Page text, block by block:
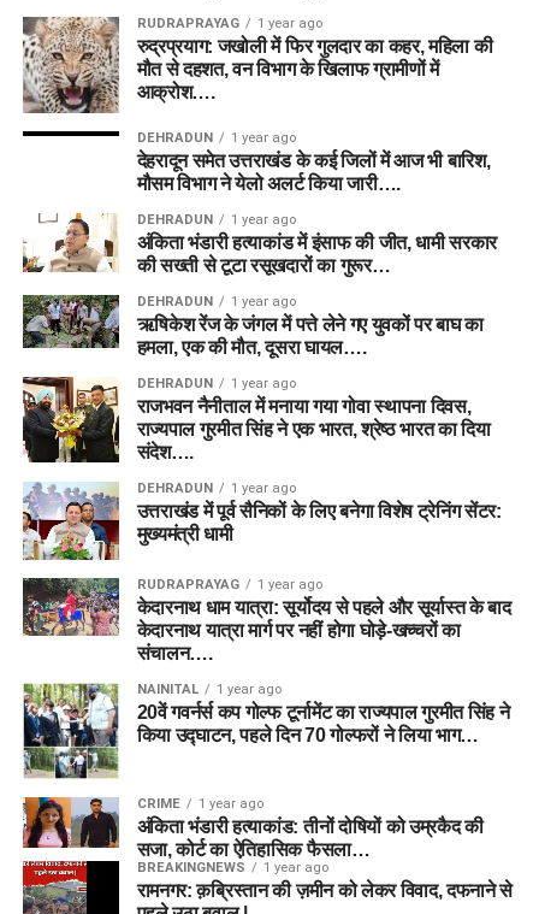
RUDRAPRAYAG 1 year ago
रुद्रप्रयाग: जखोली में फिर गुलदार का कहर, महिला की
मौत से दहशत, वन विभाग के खिलाफ ग्रामीणों में
आक्रोश….
DEHRADUN 1 year ago
देहरादून समेत उत्तराखंड के कई जिलों में आज भी बारिश,
मौसम विभाग ने येलो अलर्ट किया जारी….
DEHRADUN 1 year ago
अंकिता भंडारी हत्याकांड में इंसाफ की जीत, धामी सरकार
की सख्ती से टूटा रसूखदारों का गुरूर…
DEHRADUN 1 year ago
ऋषिकेश रेंज के जंगल में पत्ते लेने गए युवकों पर बाघ का
हमला, एक की मौत, दूसरा घायल….
DEHRADUN 1 year ago
राजभवन नैनीताल में मनाया गया गोवा स्थापना दिवस,
राज्यपाल गुरमीत सिंह ने एक भारत, श्रेष्ठ भारत का दिया
संदेश….
DEHRADUN 1 year ago
उत्तराखंड में पूर्व सैनिकों के लिए बनेगा विशेष ट्रेनिंग सेंटर:
मुख्यमंत्री धामी
RUDRAPRAYAG 1 year ago
केदारनाथ धाम यात्रा: सूर्योदय से पहले और सूर्यास्त के बाद
केदारनाथ यात्रा मार्ग पर नहीं होगा घोड़े-खच्चरों का
संचालन….
NAINITAL 1 year ago
20वें गवर्नर्स कप गोल्फ टूर्नामेंट का राज्यपाल गुरमीत सिंह ने
किया उद्घाटन, पहले दिन 70 गोल्फरों ने लिया भाग…
CRIME 1 year ago
अंकिता भंडारी हत्याकांड: तीनों दोषियों को उम्रकैद की
सजा, कोर्ट का ऐतिहासिक फैसला…
BREAKINGNEWS 1 year ago
रामनगर: क़ब्रिस्तान की ज़मीन को लेकर विवाद, दफनाने से